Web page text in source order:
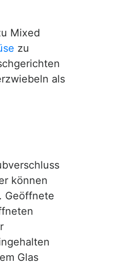
Mixed
zu
als
können
Geöffnete
Glas